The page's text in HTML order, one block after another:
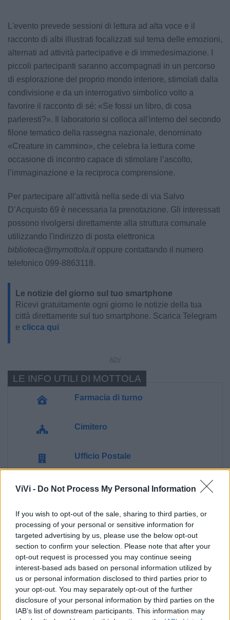
ViVi - Do Not Process My Personal Information
If you wish to opt-out of the sale, sharing to third parties, or
processing of your personal or sensitive information for
targeted advertising by us, please use the below opt-out
section to confirm your selection. Please note that after your
opt-out request is processed you may continue seeing
interest-based ads based on personal information utilized by
us or personal information disclosed to third parties prior to
your opt-out. You may separately opt-out of the further
disclosure of your personal information by third parties on the
IAB’s list of downstream participants. This information may
L'evento prevede sessioni di lettura ad alta voce e il
racconto di albi illustrati focalizzati sul tema delle emozioni,
alternati ad attività partecipative e di immedesimazione. I
piccoli partecipanti saranno accompagnati in un percorso
di esplorazione del proprio mondo interiore, stimolati dalla
condivisione e da un interrogativo simbolico volto a
favorire il racconto di sé: «Se fossi un libro, di cosa
parleresti?». Il laboratorio si colloca all'interno del secondo
filone tematico della rassegna nazionale, denominato
«Creature in cammino», che celebra la lettura come
occasione di incontro capace di stimolare l’ascolto,
l’immaginazione e la reciproca comprensione.
Per partecipare all'attività nella sede di via Salvo
D’Acquisto 69 è necessaria la prenotazione. Gli interessati
possono rivolgersi direttamente alla struttura comunale
utilizzando l'indirizzo di posta elettronica
biblioteca@mymottola.itoppure contattando il numero
telefonico 099-8863118.
Le notizie del giorno sul tuo smartphone
Ricevi gratuitamente ogni giorno le notizie della tua
città direttamente sul tuo smartphone. Scarica Telegram
e clicca qui
Farmacia di turno
Cimitero
Ufficio Postale
Guardia Medica
Canile
Polizia Locale
Ecocentro e rifiuti
LE INFO UTILI DI MOTTOLA